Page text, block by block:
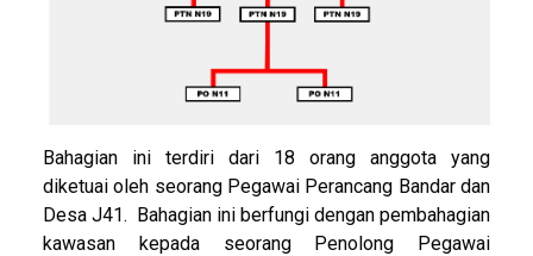
Bahagian ini terdiri dari 18 orang anggota yang
diketuai oleh seorang Pegawai Perancang Bandar dan
Desa J41. Bahagian ini berfungi dengan pembahagian
kawasan kepada seorang Penolong Pegawai